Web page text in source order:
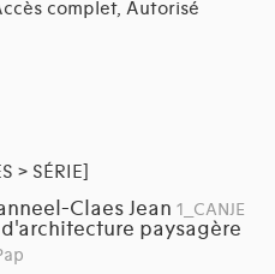
complet, Autorisé
> SÉRIE]
Claes Jean 1_CANJE
paysagère